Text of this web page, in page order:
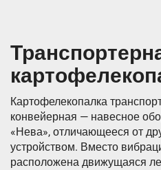
Картофелекопалка
конвейерная — навесное
«Нева», отличающееся от
устройством. Вместо
расположена движущаяся